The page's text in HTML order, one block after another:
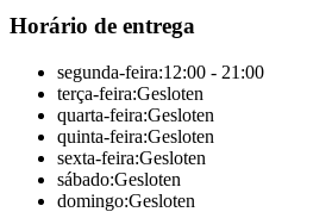
Horário de entrega
segunda-feira:12:00 - 21:00
terça-feira:Gesloten
quarta-feira:Gesloten
quinta-feira:Gesloten
sexta-feira:Gesloten
sábado:Gesloten
domingo:Gesloten